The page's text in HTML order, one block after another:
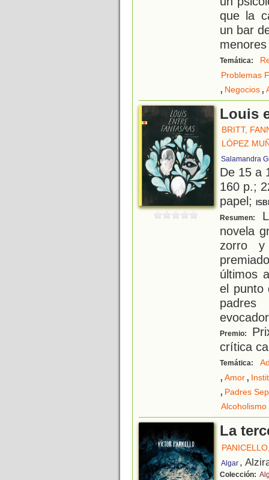
que la
un bar
Temática:
Problemas
, Negocios,
Louis
BRITT,
LÓPEZ
Salamandra
De 15 a
160 p.;
papel;
Resumen:
novela
zorro
últimos
el punto
Premio:
crítica
Temática:
, Amor,
, Padres
Alcoholismo
La
Algar ,
Colección: